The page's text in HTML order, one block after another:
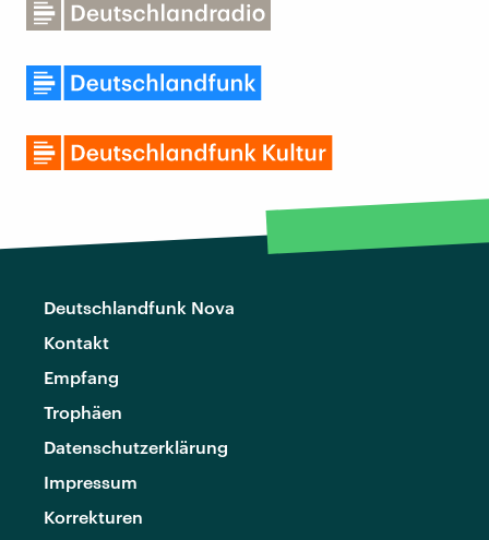
Deutschlandfunk Nova
Kontakt
Empfang
Trophäen
Datenschutzerklärung
Impressum
Korrekturen